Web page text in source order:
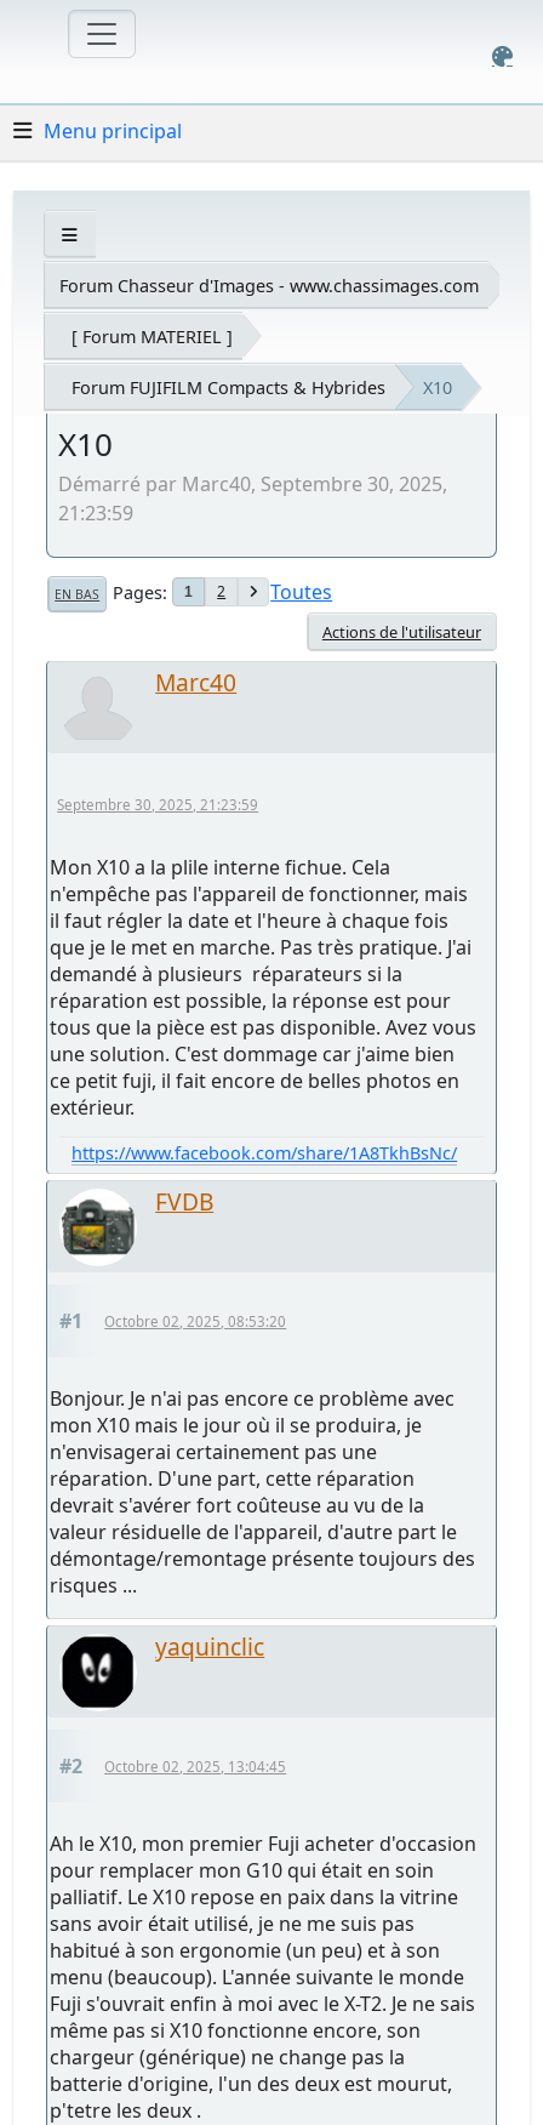
Menu principal
Forum Chasseur d'Images - www.chassimages.com
[ Forum MATERIEL ]
Forum FUJIFILM Compacts & Hybrides X10
X10
Démarré par Marc40, Septembre 30, 2025,
21:23:59
EN BAS Pages 1 2 Toutes
Actions de l'utilisateur
Marc40
Septembre 30, 2025, 21:23:59
Mon X10 a la plile interne fichue. Cela
n'empêche pas l'appareil de fonctionner, mais
il faut régler la date et l'heure à chaque fois
que je le met en marche. Pas très pratique. J'ai
demandé à plusieurs réparateurs si la
réparation est possible, la réponse est pour
tous que la pièce est pas disponible. Avez vous
une solution. C'est dommage car j'aime bien
ce petit fuji, il fait encore de belles photos en
extérieur.
https://www.facebook.com/share/1A8TkhBsNc/
FVDB
#1 Octobre 02, 2025, 08:53:20
Bonjour. Je n'ai pas encore ce problème avec
mon X10 mais le jour où il se produira, je
n'envisagerai certainement pas une
réparation. D'une part, cette réparation
devrait s'avérer fort coûteuse au vu de la
valeur résiduelle de l'appareil, d'autre part le
démontage/remontage présente toujours des
risques ...
yaquinclic
#2 Octobre 02, 2025, 13:04:45
Ah le X10, mon premier Fuji acheter d'occasion
pour remplacer mon G10 qui était en soin
palliatif. Le X10 repose en paix dans la vitrine
sans avoir était utilisé, je ne me suis pas
habitué à son ergonomie (un peu) et à son
menu (beaucoup). L'année suivante le monde
Fuji s'ouvrait enfin à moi avec le X-T2. Je ne sais
même pas si X10 fonctionne encore, son
chargeur (générique) ne change pas la
batterie d'origine, l'un des deux est mourut,
p'tetre les deux .